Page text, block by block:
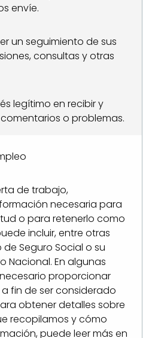
envíe.
un seguimiento de sus
consultas y otras
legítimo en recibir y
o problemas.
de trabajo,
necesaria para
o para retenerlo como
incluir, entre otras
Seguro Social o su
Nacional. En algunas
proporcionar
fin de ser considerado
obtener detalles sobre
recopilamos y cómo
puede leer más en